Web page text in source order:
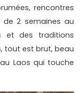
rencontres
2 semaines au
et des traditions
tout est brut, beau
Laos qui touche